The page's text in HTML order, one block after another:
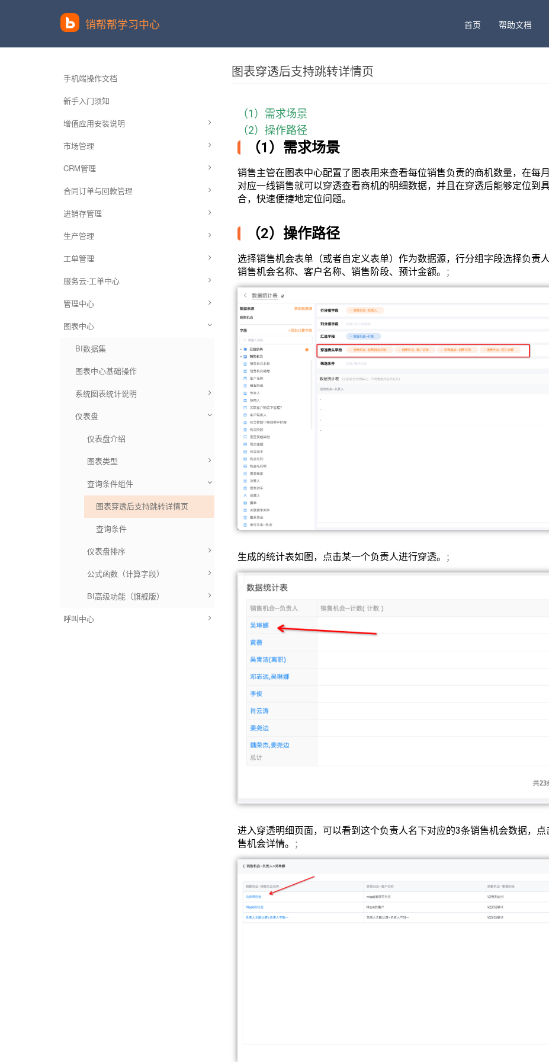
销帮帮学习中心 首页 帮助文档
手机端操作文档
新手入门须知
增值应用安装说明
市场管理
CRM管理
合同订单与回款管理
进销存管理
生产管理
工单管理
服务云-工单中心
管理中心
图表中心
BI数据集
图表中心基础操作
系统图表统计说明
仪表盘
仪表盘介绍
图表类型
查询条件组件
图表穿透后支持跳转详情页
查询条件
仪表盘排序
公式函数（计算字段）
BI高级功能（旗舰版）
呼叫中心
图表穿透后支持跳转详情页
（1）需求场景​
（2）操作路径
（1）需求场景
销售主管在图表中心配置了图表用来查看每位销售负责的商机数量，在每
对应一线销售就可以穿透查看商机的明细数据，并且在穿透后能够定位到
合，快速便捷地定位问题。
（2）操作路径
选择销售机会表单（或者自定义表单）作为数据源，行分组字段选择负责
销售机会名称、客户名称、销售阶段、预计金额。
；
生成的统计表如图，点击某一个负责人进行穿透。 ；
进入穿透明细页面，可以看到这个负责人名下对应的3条销售机会数据，
售机会详情。
；